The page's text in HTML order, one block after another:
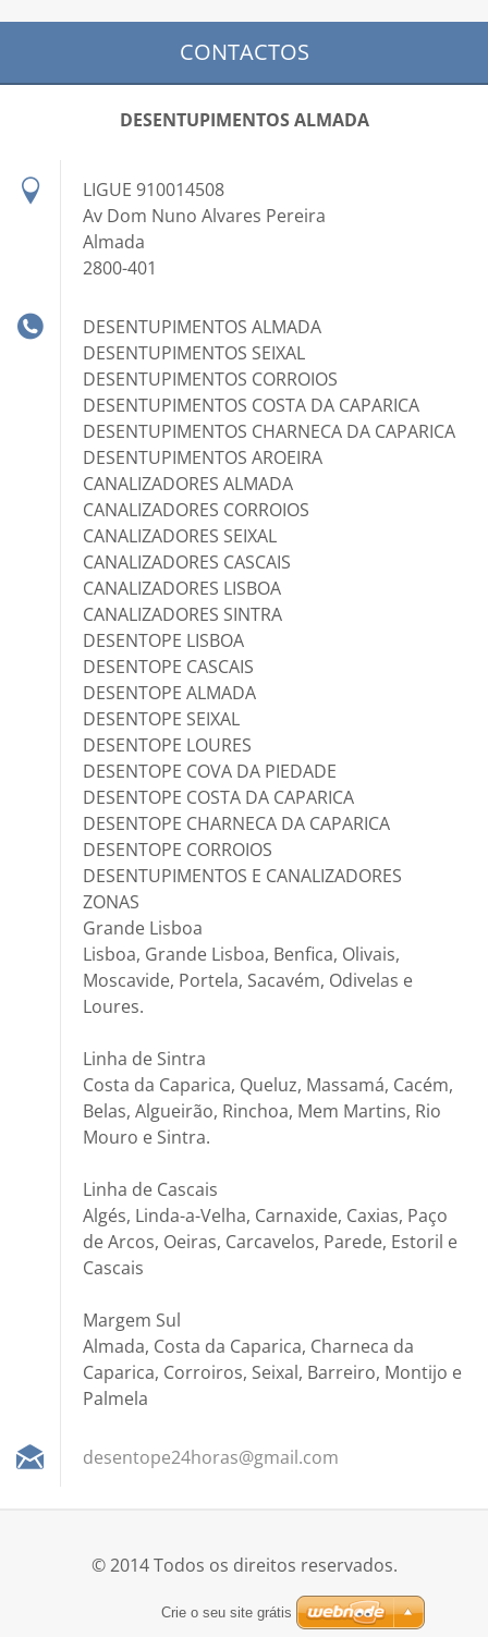
CONTACTOS
DESENTUPIMENTOS ALMADA
LIGUE 910014508
Av Dom Nuno Alvares Pereira
Almada
2800-401
DESENTUPIMENTOS ALMADA
DESENTUPIMENTOS SEIXAL
DESENTUPIMENTOS CORROIOS
DESENTUPIMENTOS COSTA DA CAPARICA
DESENTUPIMENTOS CHARNECA DA CAPARICA
DESENTUPIMENTOS AROEIRA
CANALIZADORES ALMADA
CANALIZADORES CORROIOS
CANALIZADORES SEIXAL
CANALIZADORES CASCAIS
CANALIZADORES LISBOA
CANALIZADORES SINTRA
DESENTOPE LISBOA
DESENTOPE CASCAIS
DESENTOPE ALMADA
DESENTOPE SEIXAL
DESENTOPE LOURES
DESENTOPE COVA DA PIEDADE
DESENTOPE COSTA DA CAPARICA
DESENTOPE CHARNECA DA CAPARICA
DESENTOPE CORROIOS
DESENTUPIMENTOS E CANALIZADORES
ZONAS
Grande Lisboa
Lisboa, Grande Lisboa, Benfica, Olivais,
Moscavide, Portela, Sacavém, Odivelas e
Loures.
Linha de Sintra
Costa da Caparica, Queluz, Massamá, Cacém,
Belas, Algueirão, Rinchoa, Mem Martins, Rio
Mouro e Sintra.
Linha de Cascais
Algés, Linda-a-Velha, Carnaxide, Caxias, Paço
de Arcos, Oeiras, Carcavelos, Parede, Estoril e
Cascais
Margem Sul
Almada, Costa da Caparica, Charneca da
Caparica, Corroiros, Seixal, Barreiro, Montijo e
Palmela
desentope24horas@gmail.com
© 2014 Todos os direitos reservados.
Crie o seu site grátis